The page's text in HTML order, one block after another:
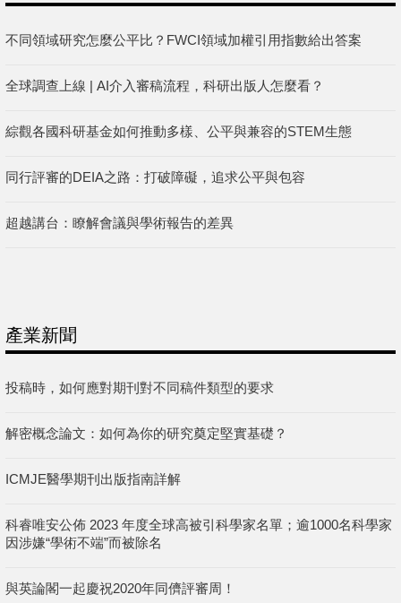
不同領域研究怎麼公平比？FWCI領域加權引用指數給出答案
全球調查上線 | AI介入審稿流程，科研出版人怎麼看？
綜觀各國科研基金如何推動多樣、公平與兼容的STEM生態
同行評審的DEIA之路：打破障礙，追求公平與包容
超越講台：瞭解會議與學術報告的差異
產業新聞
投稿時，如何應對期刊對不同稿件類型的要求
解密概念論文：如何為你的研究奠定堅實基礎？
ICMJE醫學期刊出版指南詳解
科睿唯安公佈 2023 年度全球高被引科學家名單；逾1000名科學家
因涉嫌“學術不端”而被除名
與英論閣一起慶祝2020年同儕評審周！